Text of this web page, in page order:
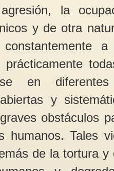
la
y de otra
constantemente
prácticamente
en
y
obstáculos
humanos. Tales
de la tortura